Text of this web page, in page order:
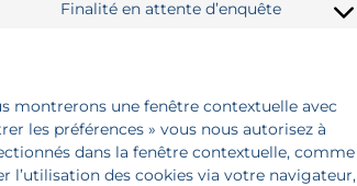
Finalité en attente d’enquête
montrerons une fenêtre contextuelle avec
les préférences » vous nous autorisez à
dans la fenêtre contextuelle, comme
l’utilisation des cookies via votre navigateur,